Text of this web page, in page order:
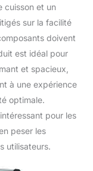
cuisson et un
sur la facilité
doivent
est idéal pour
et spacieux,
à une expérience
optimale.
pour les
peser les
utilisateurs.